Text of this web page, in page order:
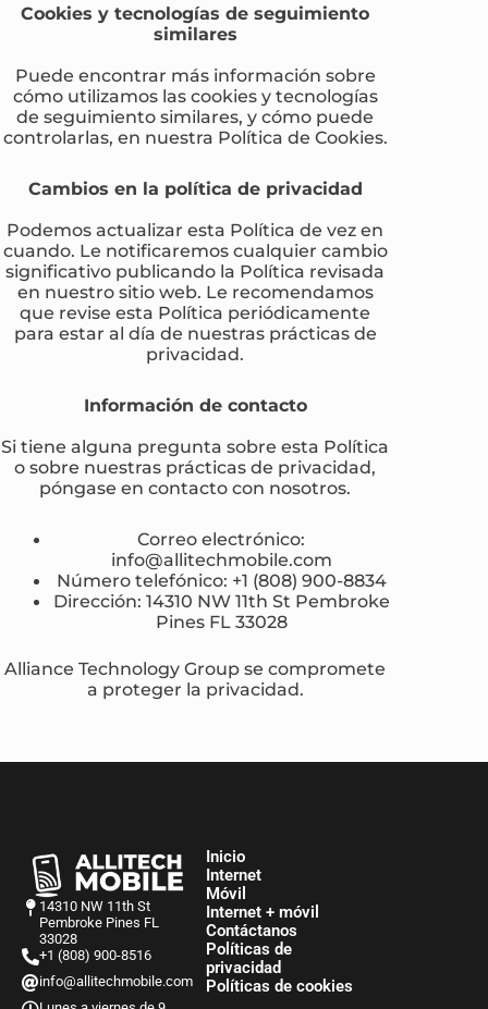
Cookies y tecnologías de seguimiento
similares
Puede encontrar más información sobre
cómo utilizamos las cookies y tecnologías
de seguimiento similares, y cómo puede
controlarlas, en nuestra Política de Cookies.
Cambios en la política de privacidad
Podemos actualizar esta Política de vez en
cuando. Le notificaremos cualquier cambio
significativo publicando la Política revisada
en nuestro sitio web. Le recomendamos
que revise esta Política periódicamente
para estar al día de nuestras prácticas de
privacidad.
Información de contacto
Si tiene alguna pregunta sobre esta Política
o sobre nuestras prácticas de privacidad,
póngase en contacto con nosotros.
Correo electrónico:
info@allitechmobile.com
Número telefónico: +1 (808) 900-8834
Dirección: 14310 NW 11th St Pembroke
Pines FL 33028
Alliance Technology Group se compromete
a proteger la privacidad.
14310 NW 11th St
Pembroke Pines FL
33028
+1 (808) 900-8516
info@allitechmobile.com
Inicio
Internet
Móvil
Internet + móvil
Contáctanos
Políticas de
privacidad
Políticas de cookies